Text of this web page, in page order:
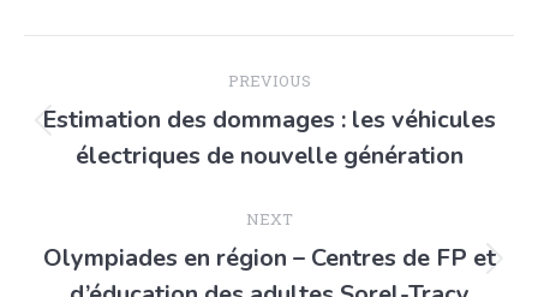
PREVIOUS
Estimation des dommages : les véhicules
électriques de nouvelle génération
NEXT
Olympiades en région – Centres de FP et